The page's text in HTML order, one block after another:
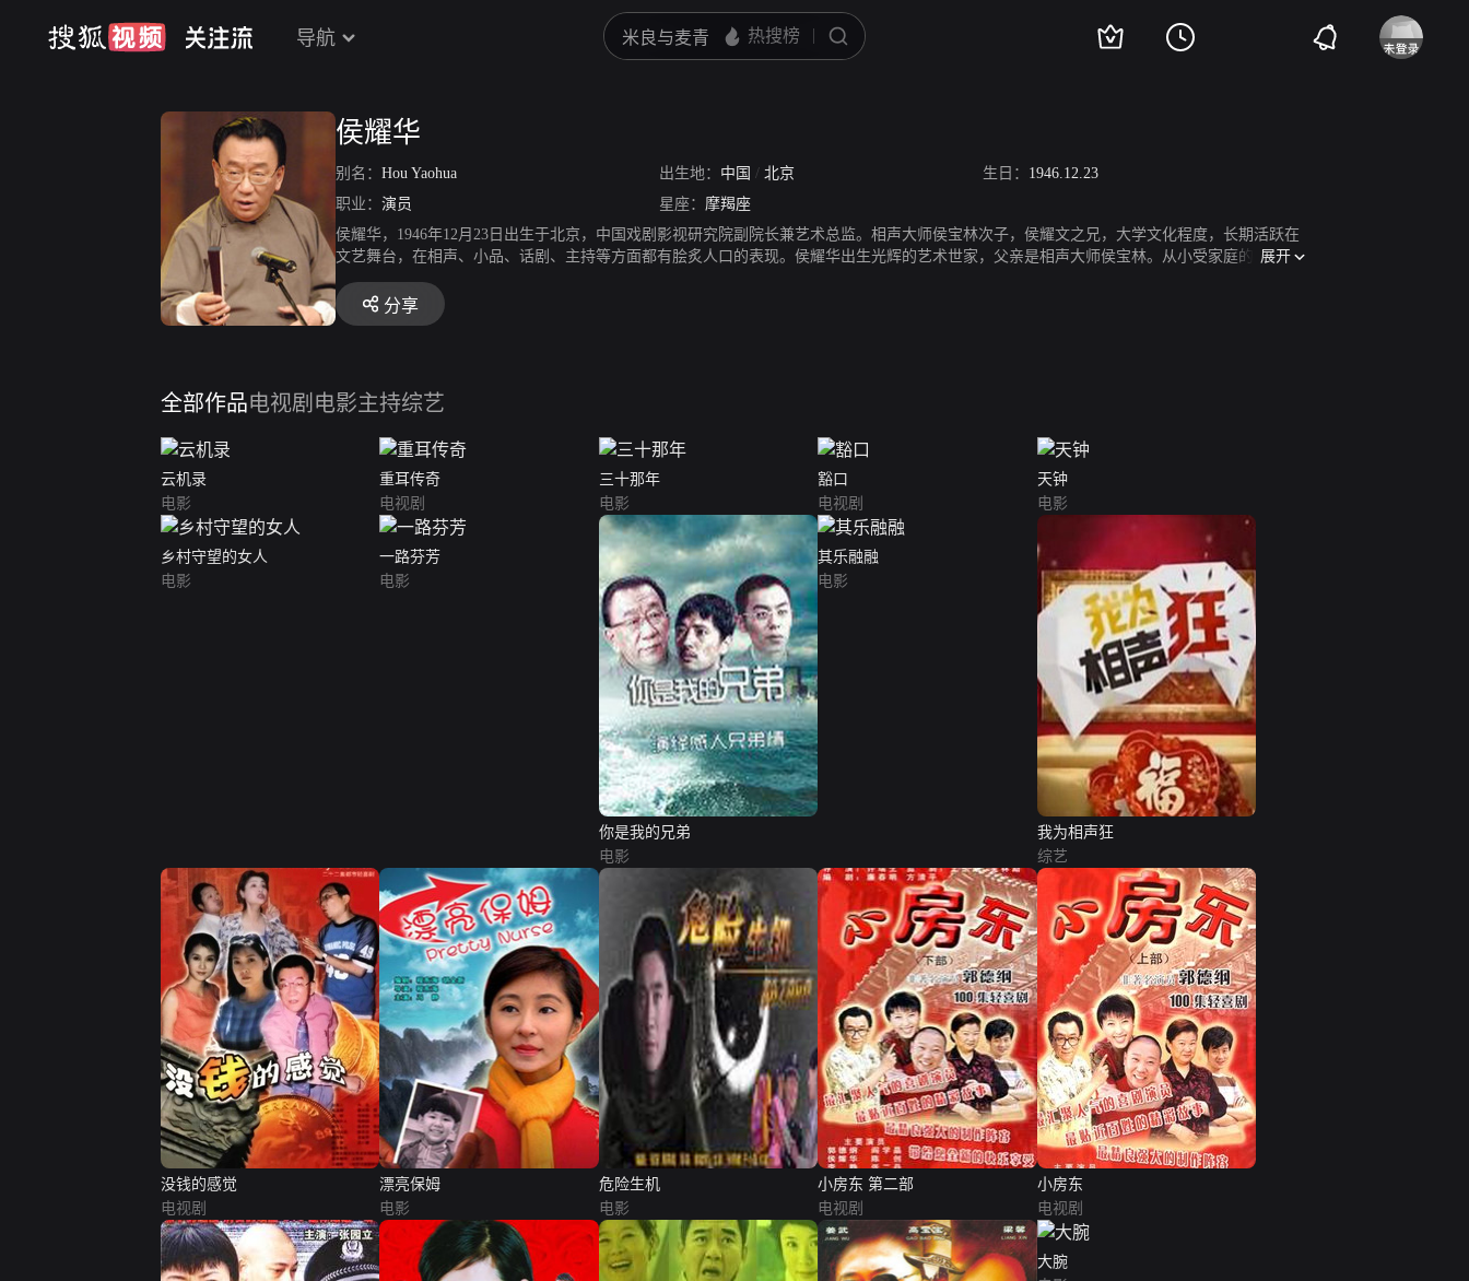
导航
侯耀华
别名： Hou Yaohua 出生地： 中国 / 北京 生日： 1946.12.23
职业： 演员 星座： 摩羯座
侯耀华，1946年12月23日出生于北京，中国戏剧影视研究院副院长兼艺术总监。相声大师侯宝林次子，侯耀文之兄，大学文化程度，长期活跃在
文艺舞台，在相声、小品、话剧、主持等方面都有脍炙人口的表现。侯耀华出生光辉的艺术世家，父亲是相声大师侯宝林。从小受家庭的影响，
侯耀华最向往的就是舞台，希望能做一名相声演员，但父亲并不希望他子承父业，甚至不希望他去从事表演的行当。经过多年的奋斗，侯耀华没
有依靠父亲的名气，也终于拥有了一片属于自己的舞台。1946年，侯耀华出生在北京，在他儿时的记忆中，父亲是俭朴而严厉的，而且永远都那
么忙碌。“在节假日能去看父亲的演出，是一件最高兴的事情，而且我儿时的偶像就是父亲，不仅因为他在相声舞台上的风光，而且在生活中也受
只能压抑自己对相声的兴趣，但侯耀华在家之外得到了一块表现自己的小小舞台，经常在学校表演。
展开
分享
全部作品电视剧 电影主持综艺
云机录
电影
重耳传奇
电视剧
三十那年
电影
豁口
电视剧
天钟
电影
乡村守望的女人
电影
一路芬芳
电影
你是我的兄弟
电影
其乐融融
电影
我为相声狂
综艺
没钱的感觉
电视剧
漂亮保姆
电影
危险生机
电影
小房东 第二部
电视剧
小房东
电视剧
大腕